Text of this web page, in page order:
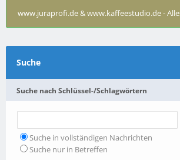
www.juraprofi.de & www.kaffeestudio.de -
Suche
Suche nach Schlüssel-/Schlagwörtern
Suche in vollständigen Nachrichten
Suche nur in Betreffen